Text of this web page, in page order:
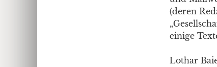
(deren
einige
Lothar